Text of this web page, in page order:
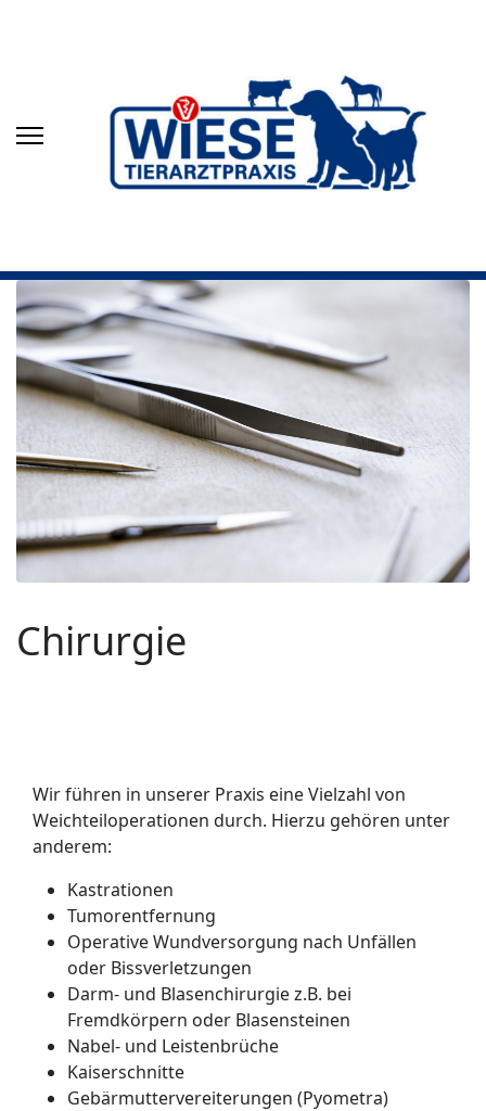
Chirurgie
Wir führen in unserer Praxis eine Vielzahl von
Weichteiloperationen durch. Hierzu gehören unter
anderem:
Kastrationen
Tumorentfernung
Operative Wundversorgung nach Unfällen
oder Bissverletzungen
Darm- und Blasenchirurgie z.B. bei
Fremdkörpern oder Blasensteinen
Nabel- und Leistenbrüche
Kaiserschnitte
Gebärmuttervereiterungen (Pyometra)